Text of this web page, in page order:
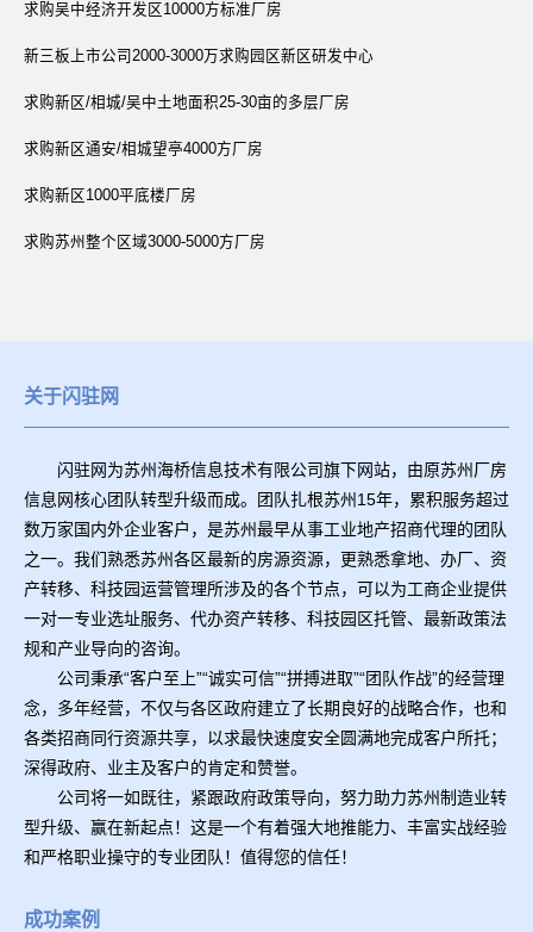
求购吴中经济开发区10000方标准厂房
新三板上市公司2000-3000万求购园区新区研发中心
求购新区/相城/吴中土地面积25-30亩的多层厂房
求购新区通安/相城望亭4000方厂房
求购新区1000平底楼厂房
求购苏州整个区域3000-5000方厂房
关于闪驻网
闪驻网为苏州海桥信息技术有限公司旗下网站，由原苏州厂房
信息网核心团队转型升级而成。团队扎根苏州15年，累积服务超过
数万家国内外企业客户，是苏州最早从事工业地产招商代理的团队
之一。我们熟悉苏州各区最新的房源资源，更熟悉拿地、办厂、资
产转移、科技园运营管理所涉及的各个节点，可以为工商企业提供
一对一专业选址服务、代办资产转移、科技园区托管、最新政策法
规和产业导向的咨询。
公司秉承“客户至上”“诚实可信”“拼搏进取”“团队作战”的经营理
念，多年经营，不仅与各区政府建立了长期良好的战略合作，也和
各类招商同行资源共享，以求最快速度安全圆满地完成客户所托；
深得政府、业主及客户的肯定和赞誉。
公司将一如既往，紧跟政府政策导向，努力助力苏州制造业转
型升级、赢在新起点！这是一个有着强大地推能力、丰富实战经验
和严格职业操守的专业团队！值得您的信任！
成功案例